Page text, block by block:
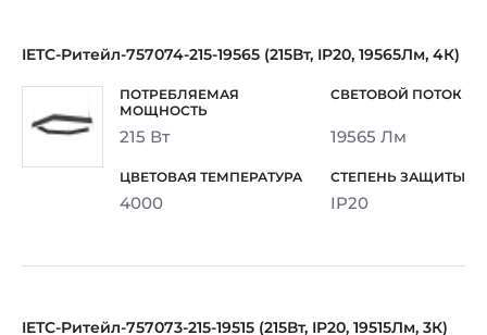
IETC-Ритейл-757074-215-19565 (215Вт, IP20, 19565Лм, 4К)
215 Вт 19565 Лм
4000 IP20
IETC-Ритейл-757073-215-19515 (215Вт, IP20, 19515Лм, 3К)